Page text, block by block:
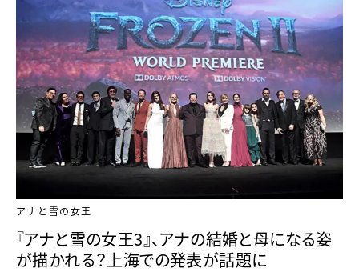
アナと雪の女王
『アナと雪の女王3』、アナの結婚と母になる姿
が描かれる？上海での発表が話題に